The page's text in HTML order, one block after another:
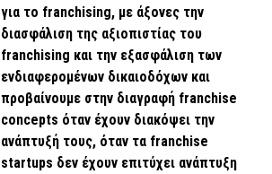
για το franchising, με άξονες την
διασφάλιση της αξιοπιστίας του
franchising και την εξασφάλιση των
ενδιαφερομένων δικαιοδόχων και
προβαίνουμε στην διαγραφή franchise
concepts όταν έχουν διακόψει την
ανάπτυξή τους, όταν τα franchise
startups δεν έχουν επιτύχει ανάπτυξη